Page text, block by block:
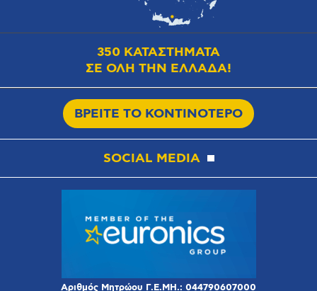
350 ΚΑΤΑΣΤΗΜΑΤΑ
ΣΕ ΟΛΗ ΤΗΝ ΕΛΛΑΔΑ!
ΒΡΕΙΤΕ ΤΟ ΚΟΝΤΙΝΟΤΕΡΟ
SOCIAL MEDIA